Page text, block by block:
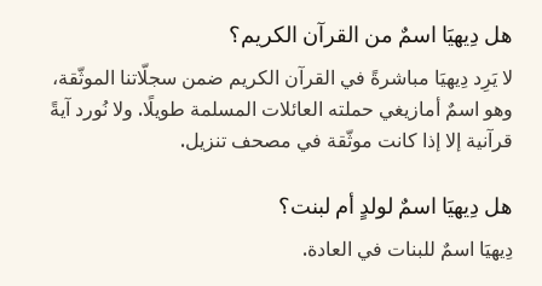
هل دِيهيَا اسمٌ من القرآن الكريم؟
لا يَرِد دِيهيَا مباشرةً في القرآن الكريم ضمن سجلّاتنا الموثّقة،
وهو اسمٌ أمازيغي حملته العائلات المسلمة طويلًا. ولا نُورد آيةً
قرآنية إلا إذا كانت موثّقة في مصحف تنزيل.
هل دِيهيَا اسمٌ لولدٍ أم لبنت؟
دِيهيَا اسمٌ للبنات في العادة.